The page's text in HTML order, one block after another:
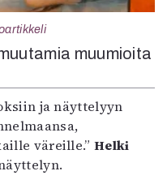
muumioita
ja näyttelyyn
väreille.”Helki